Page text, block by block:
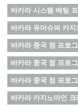
바카라 시스템 배팅
바카라 유머슈퍼 카
바카라 중국 점 프로
바카라 중국 점 프로
바카라 중국 점 프로
바카라 카지노마인